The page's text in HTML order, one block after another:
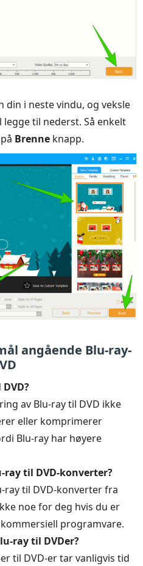
din i neste vindu, og veksle
til nederst. Så enkelt
Brenne knapp.
angående Blu-ray-
av Blu-ray til DVD ikke
eller komprimerer
Blu-ray har høyere
ray til DVD-konverter?
ray til DVD-konverter fra
noe for deg hvis du er
programvare.
ray til DVDer?
til DVD-er tar vanligvis tid